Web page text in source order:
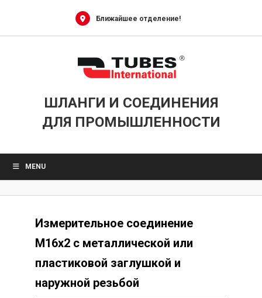
Ближайшее отделение!
ШЛАНГИ И СОЕДИНЕНИЯ
ДЛЯ ПРОМЫШЛЕННОСТИ
MENU
Измерительное соединение
M16x2 с металлической или
пластиковой заглушкой и
наружной резьбой